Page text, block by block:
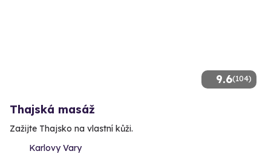
9.6(104)
Thajská masáž
Zažijte Thajsko na vlastní kůži.
Karlovy Vary